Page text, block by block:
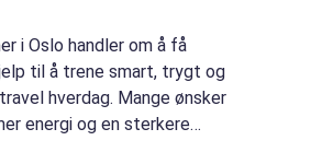
i Oslo handler om å få
til å trene smart, trygt og
hverdag. Mange ønsker
energi og en sterkere